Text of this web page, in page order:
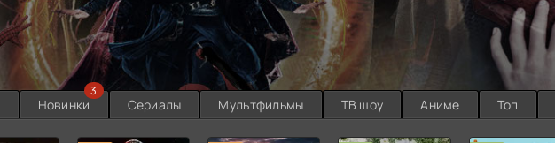
Новинки
3
Сериалы Мультфильмы ТВ шоу Аниме Топ